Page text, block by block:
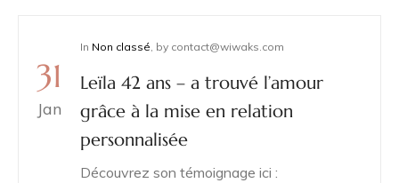
31
Jan
In Non classé by contact@wiwaks.com
Leïla 42 ans – a trouvé l’amour
grâce à la mise en relation
personnalisée
Découvrez son témoignage ici :